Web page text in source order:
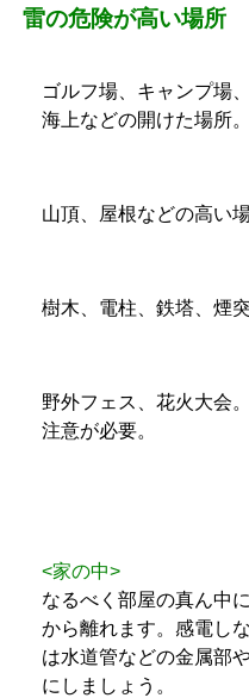
雷の危険が高い場所
ゴルフ場、キャンプ場
海上などの開けた場所。
山頂、屋根などの高い場
樹木、電柱、鉄塔、煙
野外フェス、花火大会
注意が必要。
<家の中>
なるべく部屋の真ん中
から離れます。感電し
は水道管などの金属部
にしましょう。